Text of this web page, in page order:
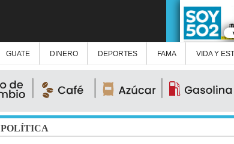
GUATE DINERO DEPORTES FAMA VIDA Y
POLÍTICA